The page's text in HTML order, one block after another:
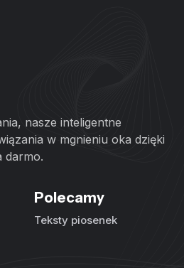
nasze inteligentne
w mgnieniu oka dzięki
darmo.
Polecamy
Teksty piosenek